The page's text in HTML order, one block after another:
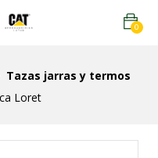
0
Tazas jarras y termos
Loret